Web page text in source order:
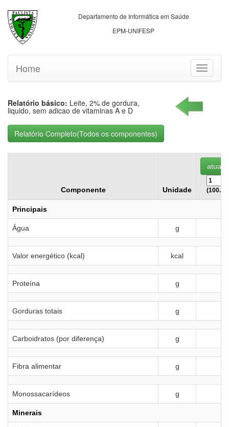
Departamento de Informática em Saúde
EPM-UNIFESP
Toggle
Home
Relatório básico: Leite, 2% de gordura,
liquido, sem adicao de vitaminas A e D
Componente Unidade (100.00
Principais
Água g
Valor energético (kcal) kcal
Proteína g
Gorduras totais g
Carboidratos (por diferença) g
Fibra alimentar g
Monossacarídeos g
Minerais